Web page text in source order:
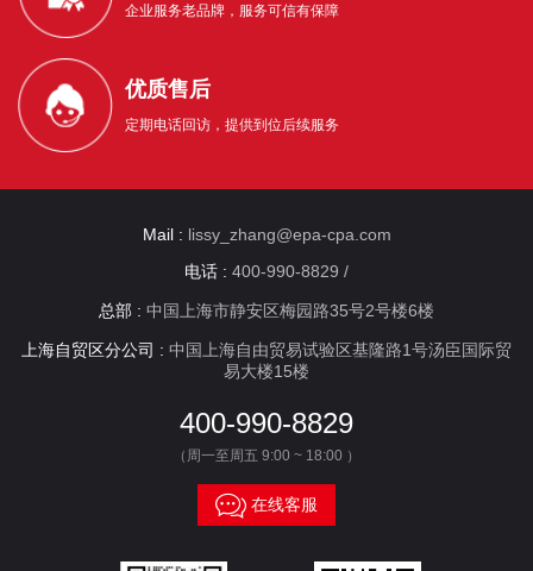
企业服务老品牌，服务可信有保障
优质售后
定期电话回访，提供到位后续服务
Mail : lissy_zhang@epa-cpa.com
电话 : 400-990-8829 /
总部 : 中国上海市静安区梅园路35号2号楼6楼
上海自贸区分公司 : 中国上海自由贸易试验区基隆路1号汤臣国际贸
易大楼15楼
400-990-8829
（周一至周五 9:00 ~ 18:00 ）
 在线客服